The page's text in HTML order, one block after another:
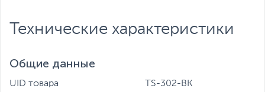
Технические характеристики
Общие данные
UID товара TS-302-BK